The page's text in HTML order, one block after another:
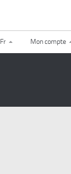
Fr Mon compte